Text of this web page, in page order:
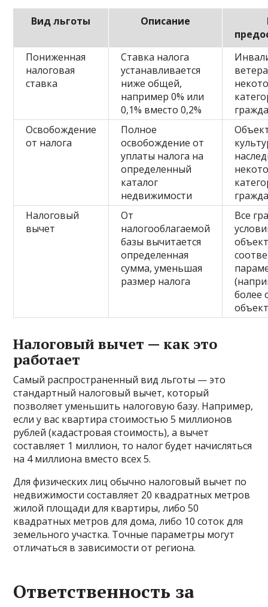
Вид льготы Описание
Пониженная
налоговая
ставка
Ставка налога
устанавливается
ниже общей,
например 0% или
0,1% вместо 0,2%
Освобождение
от налога
Полное
освобождение от
уплаты налога на
определенный
каталог
недвижимости
Налоговый
вычет
От
налогооблагаемой
базы вычитается
определенная
сумма, уменьшая
размер налога
Все
более
Налоговый вычет — как это
работает
Самый распространенный вид льготы — это
стандартный налоговый вычет, который
позволяет уменьшить налоговую базу. Например,
если у вас квартира стоимостью 5 миллионов
рублей (кадастровая стоимость), а вычет
составляет 1 миллион, то налог будет начисляться
на 4 миллиона вместо всех 5.
Для физических лиц обычно налоговый вычет по
недвижимости составляет 20 квадратных метров
жилой площади для квартиры, либо 50
квадратных метров для дома, либо 10 соток для
земельного участка. Точные параметры могут
отличаться в зависимости от региона.
Ответственность за